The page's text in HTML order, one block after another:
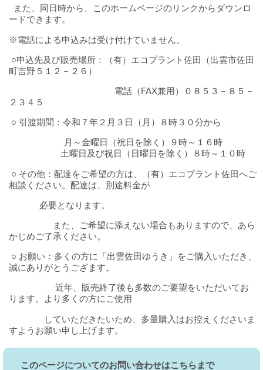
また、同日時から、このホームページのリンクからダウンロ
ードできます。
※電話による申込みは受け付けていません。
○申込先及び販売場所：（有）エコプラント佐田（出雲市佐田
町吉野５１２－２６）
電話（FAX兼用）０８５３－８５－
２３４５
○ 引渡期間：令和７年２月３日（月）８時３０分から
月～金曜日（祝日を除く）９時～１６時
土曜日及び祝日（日曜日を除く）８時～１０時
○ その他：配達をご希望の方は、（有）エコプラント佐田へご
相談ください。配達は、別途料金が
必要となります。
また、ご希望に添えない場合もありますので、あら
かじめご了承ください。
○ お願い：多くの方に「出雲佐田ゆうき」をご購入いただき、
誠にありがとうござます。
近年、販売終了後も多数のご要望をいただいてお
ります。より多くの方にご使用
していただきたいため、多量購入はお控えくださいま
すようお願い申し上げます。
このページについてのお問い合わせはこちらまで